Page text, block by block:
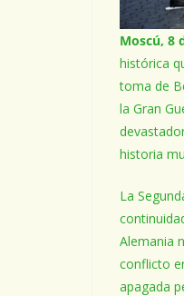
Moscú, 8
histórica
toma de
la Gran
historia
La
Alemania
conflicto
apagada